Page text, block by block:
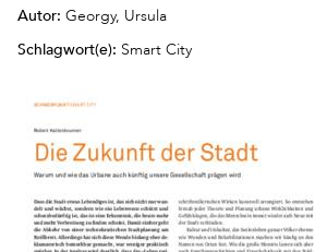
Autor: Georgy, Ursula
Schlagwort(e): Smart City